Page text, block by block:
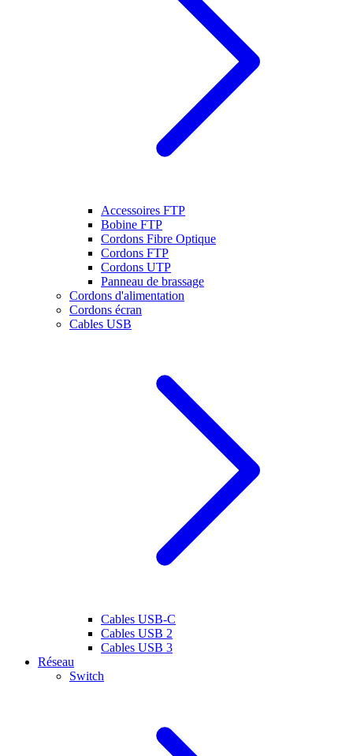
Accessoires FTP
Bobine FTP
Cordons Fibre Optique
Cordons FTP
Cordons UTP
Panneau de brassage
Cordons d'alimentation
Cordons écran
Cables USB
Cables USB-C
Cables USB 2
Cables USB 3
Réseau
Switch